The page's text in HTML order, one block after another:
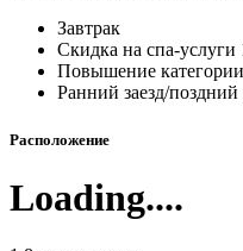
Завтрак
Скидка на спа-услуги
Повышение
Ранний заезд/
Расположение
Loading....